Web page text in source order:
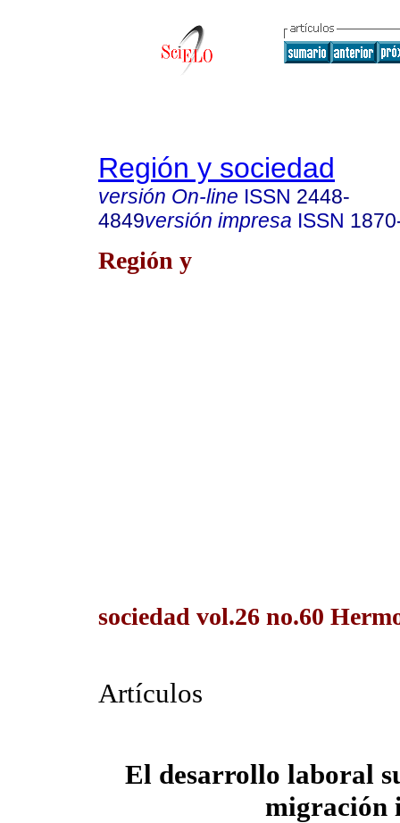
Región y sociedad
versión On-line ISSN 2448-
4849versión impresa ISSN
Región y
sociedad vol.26 no.60
Artículos
El desarrollo laboral
migración